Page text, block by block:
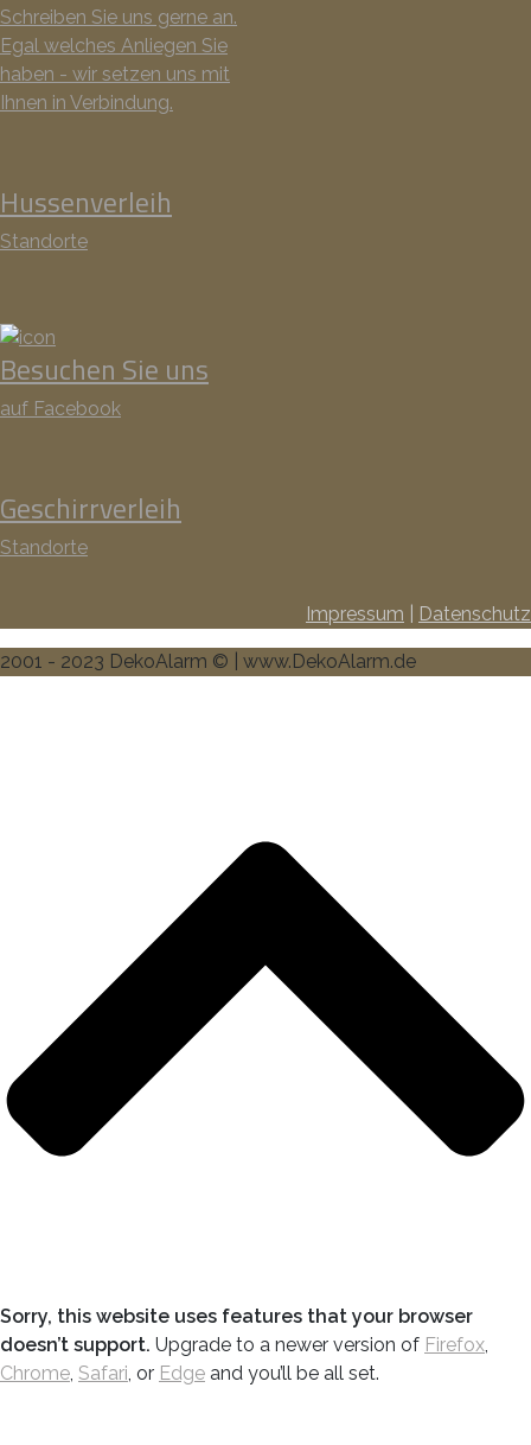
Schreiben Sie uns gerne an.
Egal welches Anliegen Sie
haben - wir setzen uns mit
Ihnen in Verbindung.
Hussenverleih
Standorte
Besuchen Sie uns
auf Facebook
Geschirrverleih
Standorte
Impressum Datenschutz
2001 - 2023 DekoAlarm © | www.DekoAlarm.de
Sorry, this website uses features that your browser
doesn’t support. Upgrade to a newer version of Firefox,
Chrome, Safari, or Edge and you’ll be all set.